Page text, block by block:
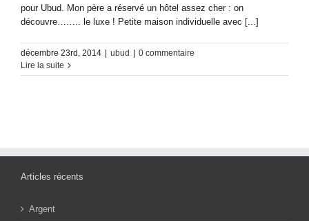
pour Ubud. Mon père a réservé un hôtel assez cher : on
découvre…….. le luxe ! Petite maison individuelle avec [...]
décembre 23rd, 2014 ubud
0 commentaire
Lire la suite
Articles récents
Argent